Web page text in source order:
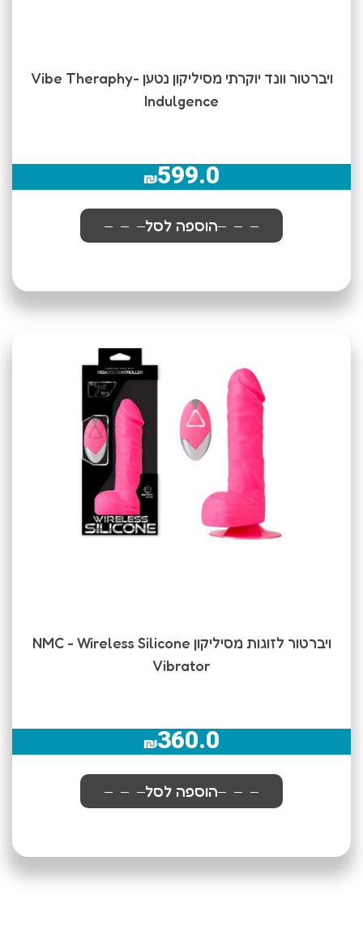
ויברטור וונד יוקרתי מסיליקון נטען Vibe Theraphy-
Indulgence
₪599.0
הוספה לסל
ויברטור לזוגות מסיליקון NMC - Wireless Silicone
Vibrator
₪360.0
הוספה לסל